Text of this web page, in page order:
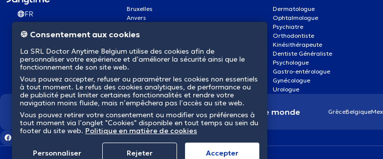
FR
Bruxelles
Anvers
Charleroi
Bruges
Namur
Louvain
Mons
Aalst Flandre-Orientale
Dermatologue
Ophtalmologue
Psychiatre
Orthodontiste
Kinésithérapeute
Dentiste Généraliste
Psychologue
Gastro-entérologue
Gynécologue
Urologue
Nous révolutionnons la santé dans le monde GrèceBelgique
🍪 Consentement aux cookies
La SRL Doctor Anytime Belgium utilise des cookies afin de
personnaliser votre expérience et d’améliorer la sécurité ainsi que le
fonctionnement de son site web.
Vous pouvez accepter, refuser ou paramétrer les cookies non essentiels
à tout moment. Le refus des cookies analytiques, de performance ou
de publicité peut limiter certaines fonctionnalités et rendre votre
navigation moins fluide, mais n’empêchera pas l’accès au site web.
Vous pouvez retirer votre consentement ou modifier vos préférences à
tout moment via l’onglet "Cookies" disponible en tout temps au sein du
footer du site web. Politique en matière de cookies
Personnaliser Rejeter Αccepter